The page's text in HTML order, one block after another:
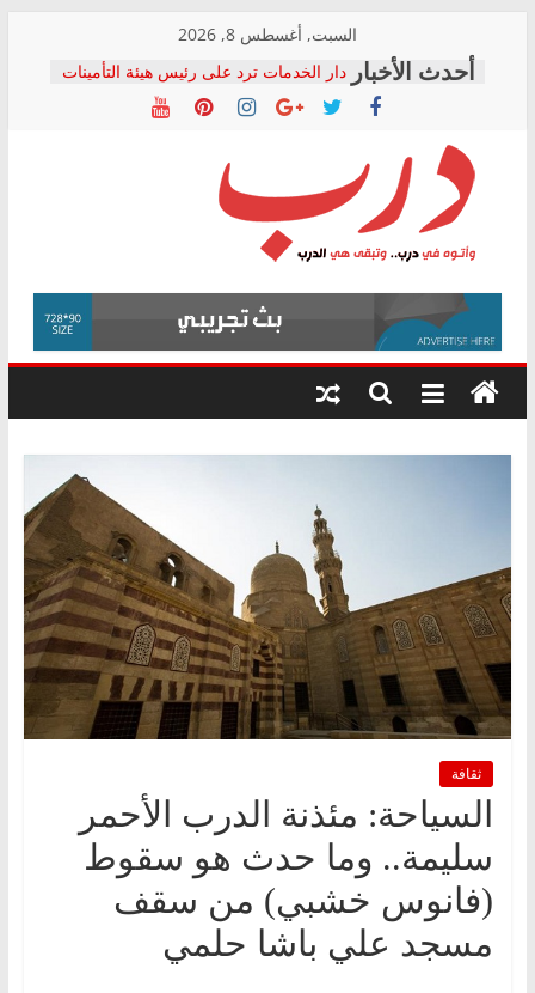
content
السبت, أغسطس 8, 2026
دار الخدمات ترد على رئيس هيئة التأمينات
بعد مؤتمره الصحفي: إنكار الأزمة لا ينهي
معاناة أصحاب المعاشات.. ونطالب بكشف
فرحات سليمان يكتب: القطاع الصحي إلى
أين؟
حزب التحالف الشعبي يطلق لجنة “الحق
في الصحة” بالإسكندرية لرصد الانتهاكات
ودعم المرضى
الوزاري لمدينة الصحفيين.. وانتهاء أعمال
إنشاء المبنى الإداري
المجلس القومي لحقوق الإنسان يعلن
متابعة قضية الدكتور محمد زهران.. ويؤكد:
قرينة البراءة وضمانات المحاكمة العادلة
درب
وأتوه
درب..
وتبقى
هي
ثقافة
السياحة: مئذنة الدرب الأحمر
سليمة.. وما حدث هو سقوط
(فانوس خشبي) من سقف
مسجد علي باشا حلمي